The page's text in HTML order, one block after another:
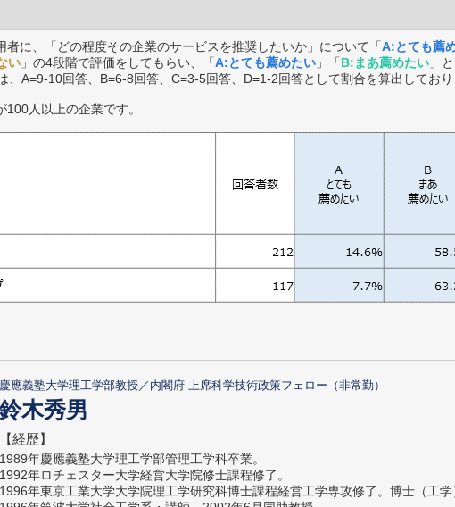
者に、「どの程度その企業のサービスを推奨したいか」について「A:とても薦
い 」の4段階で評価をしてもらい、「A:とても薦めたい 」「B:まあ薦めたい 」
A=9-10回答、B=6-8回答、C=3-5回答、D=1-2回答として割合を算出しており
人以上の企業です。
慶應義塾大学理工学部教授／内閣府 上席科学技術政策フェロー（非常勤）
鈴木秀男
【経歴】
1989年慶應義塾大学理工学部管理工学科卒業。
1992年ロチェスター大学経営大学院修士課程修了。
1996年東京工業大学大学院理工学研究科博士課程経営工学専攻修了。博士（工学